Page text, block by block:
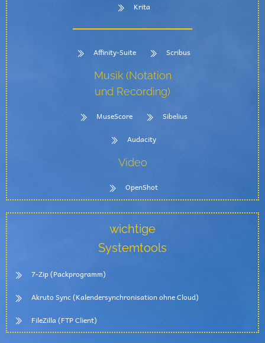
Krita
Affinity-Suite Scribus
Musik (Notation
und Recording)
MuseScore
Sibelius
Audacity
Video
OpenShot
wichtige
Systemtools
7-Zip (Packprogramm)
Akruto Sync (Kalendersynchronisation ohne Cloud)
FileZilla (FTP Client)